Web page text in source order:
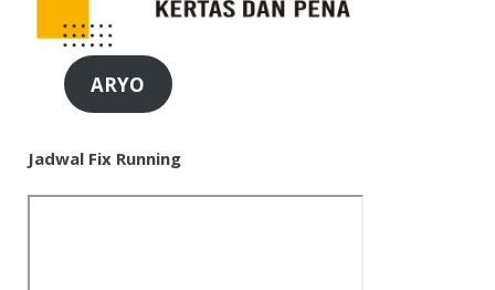
ARYO
Jadwal Fix Running